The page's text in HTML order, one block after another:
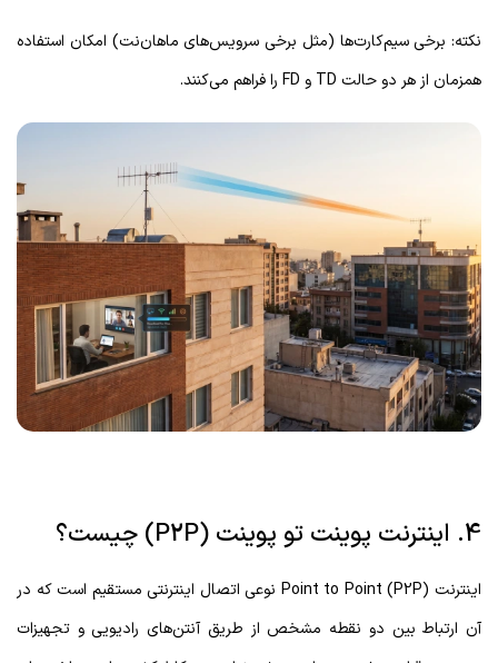
نکته: برخی سیم‌کارت‌ها (مثل برخی سرویس‌های ماهان‌نت) امکان استفاده
همزمان از هر دو حالت TD و FD را فراهم می‌کنند.
4. اینترنت پوینت تو پوینت (P2P) چیست؟
اینترنت Point to Point (P2P) نوعی اتصال اینترنتی مستقیم است که در
آن ارتباط بین دو نقطه مشخص از طریق آنتن‌های رادیویی و تجهیزات